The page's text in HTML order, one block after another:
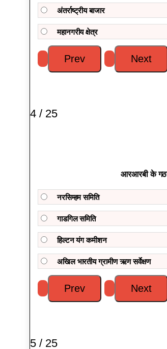
अंतर्राष्ट्रीय बाजार
महानगरीय क्षेत्र
4 / 25
आरआरबी के
नरसिम्हम समिति
गाडगिल समिति
हिल्टन यंग कमीशन
अखिल भारतीय ग्रामीण ऋण सर्वेक्षण
5 / 25